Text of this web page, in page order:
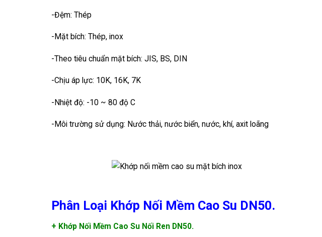
-Đệm: Thép
-Mặt bích: Thép, inox
-Theo tiêu chuẩn mặt bích: JIS, BS, DIN
-Chịu áp lực: 10K, 16K, 7K
-Nhiệt độ: -10 ~ 80 độ C
-Môi trường sử dụng: Nước thải, nước biển, nước, khí, axit loãng
Phân Loại Khớp Nối Mềm Cao Su DN50.
+ Khớp Nối Mềm Cao Su Nối Ren DN50.